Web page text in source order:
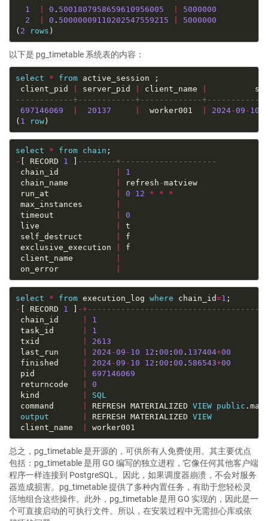
1
0 . 5001807958659610956005
5000000
2
0 . 50000009110202547559215
5000000
( 2 rows
以下是 pg_timetable 系统表的内容：
select * from
client_pid
server_pid client_name
697146069 20137
  worker001
2024-09 - 10
( 1 row
select * from chain
- [ RECORD 1 ]
chain_id
1
chain_name
refresh -
matview
run_at
0 12 * *
*
max_instances
timeout
0
live
self_destruct
exclusive_execution
client_name
on_error
select * from execution_log where chain_id=1
- [ RECORD 1 ] -+
chain_id
1
task_id
1
txid
2613
last_run
2024-09 - 10 12 : 00 : 00 . 137404+00
finished
2024-09 - 10 12 : 00 : 00 . 586543+00
pid
697146069
returncode
0
kind
SQL
command
REFRESH MATERIALIZED VIEW
public
output
REFRESH MATERIALIZED VIEW
client_name
总之，pg_timetable 是开源的，可供所有人免费使用。其主要优点
包括：pg_timetable 是用 GO 编写的独立进程，它像任何其他客户端
程序一样连接到 PostgreSQL。因此，如果调度器崩溃，不会对服务
器造成损害。pg_timetable 提供了多种内置任务，有助于您轻松灵
活地组合这些操作。此外，pg_timetable 是用 GO 实现的，因此是一
个可直接启动的可执行文件。所以，在安装过程中无需担心库或依